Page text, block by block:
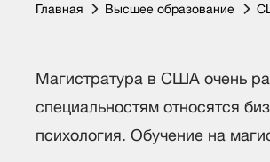
Главная Высшее образование
Магистратура в США очень
специальностям относятся
психология. Обучение на